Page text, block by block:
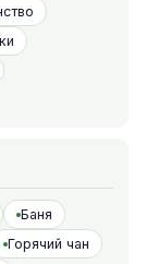
Баня
Горячий чан